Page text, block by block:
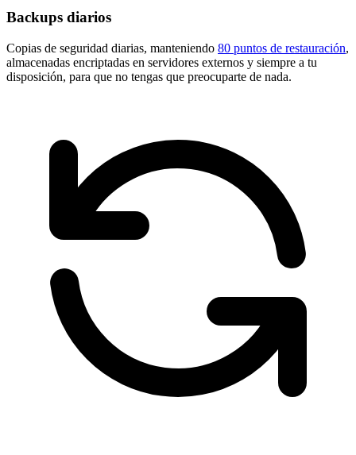
Backups diarios
Copias de seguridad diarias, manteniendo 80 puntos de restauración,
almacenadas encriptadas en servidores externos y siempre a tu
disposición, para que no tengas que preocuparte de nada.